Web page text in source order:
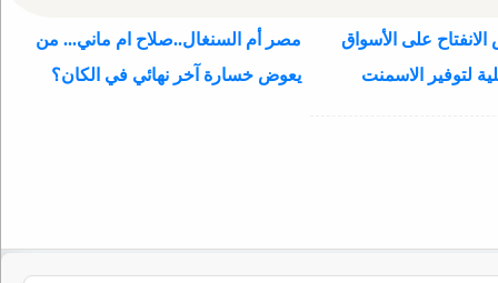
على الأسواق
لتوفير الاسمنت
مصر أم السنغال..صلاح ام ماني... من
يعوض خسارة آخر نهائي في الكان؟